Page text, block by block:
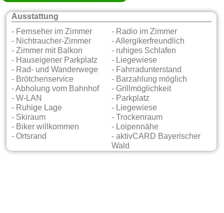
Ausstattung
- Fernseher im Zimmer
- Radio im Zimmer
- Nichtraucher-Zimmer
- Allergikerfreundlich
- Zimmer mit Balkon
- ruhiges Schlafen
- Hauseigener Parkplatz
- Liegewiese
- Rad- und Wanderwege
- Fahrradunterstand
- Brötchenservice
- Barzahlung möglich
- Abholung vom Bahnhof
- Grillmöglichkeit
- W-LAN
- Parkplatz
- Ruhige Lage
- Liegewiese
- Skiraum
- Trockenraum
- Biker willkommen
- Loipennähe
- Ortsrand
- aktivCARD Bayerischer
Wald